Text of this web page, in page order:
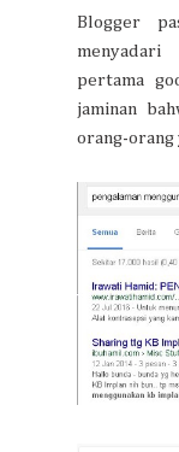
Blogger
pertama
jaminan
orang-orang